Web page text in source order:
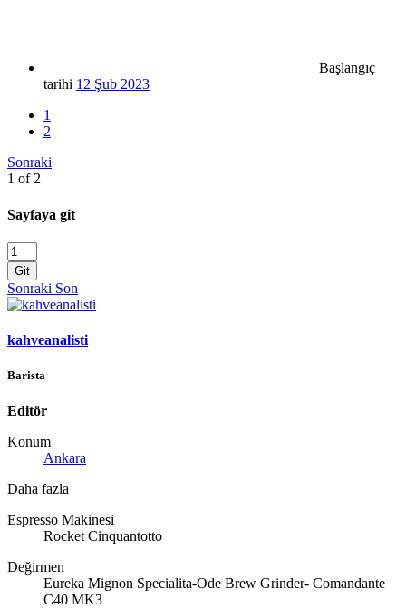
Başlangıç
tarihi 12 Şub 2023
1
2
Sonraki
1 of 2
Sayfaya git
Git
Sonraki Son
kahveanalisti
Barista
Editör
Konum
Ankara
Daha fazla
Espresso Makinesi
Rocket Cinquantotto
Değirmen
Eureka Mignon Specialita-Ode Brew Grinder- Comandante
C40 MK3